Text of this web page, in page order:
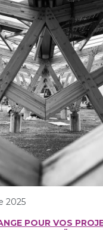
2025
POUR VOS